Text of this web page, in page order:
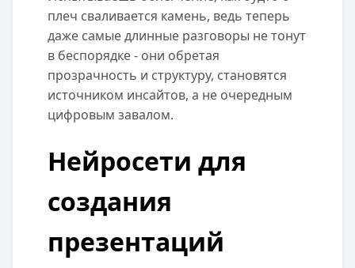
плеч сваливается камень, ведь теперь
даже самые длинные разговоры не тонут
в беспорядке - они обретая
прозрачность и структуру, становятся
источником инсайтов, а не очередным
цифровым завалом.
Нейросети для
создания
презентаций